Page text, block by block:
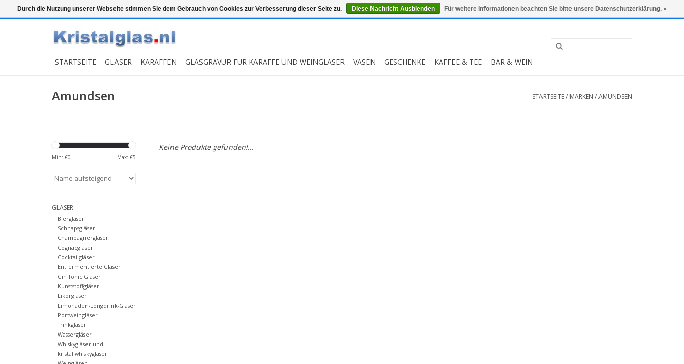
Top klasse Snelle levering Graveren 0 Artikel - €0,00 Mein Konto / Kundenkonto anlegen
STARTSEITE GLÄSER KARAFFEN GLASGRAVUR FUR KARAFFE UND WEINGLASER VASEN GESCHENKE KAFFEE & TEE BAR & WEIN
Amundsen STARTSEITE/ MARKEN /AMUNDSEN
Min: €0 Max: €5
GLÄSER
Biergläser
Schnapsgläser
Champagnergläser
Cognacgläser
Cocktailgläser
Entfermentierte Gläser
Gin Tonic Gläser
Kunststoffgläser
Likörgläser
Limonaden-Longdrink-Gläser
Portweingläser
Trinkgläser
Wassergläser
Whiskygläser und
kristallwhiskygläser
Keine Produkte gefunden!...
Durch die Nutzung unserer Webseite stimmen Sie dem Gebrauch von Cookies zur Verbesserung dieser Seite zu. Diese Nachricht Ausblenden Für weitere Informationen beachten Sie bitte unsere Datenschutzerklärung. »